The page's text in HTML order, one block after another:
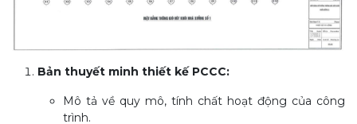
Bản thuyết minh thiết kế PCCC:
Mô tả về quy mô, tính chất hoạt động của công
trình.